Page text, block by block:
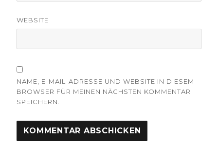
WEBSITE
NAME, E-MAIL-ADRESSE UND WEBSITE IN DIESEM
BROWSER FÜR MEINEN NÄCHSTEN KOMMENTAR
SPEICHERN.